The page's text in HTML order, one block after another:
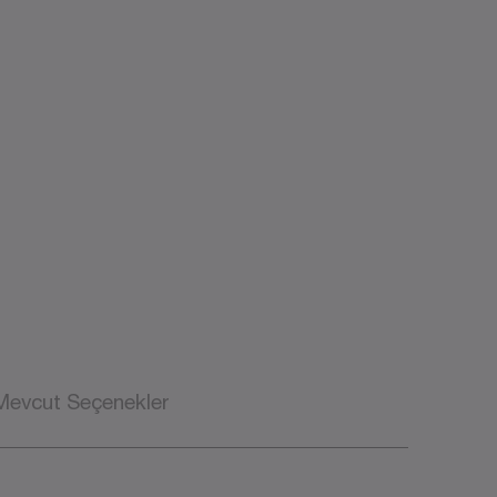
Seçenekler